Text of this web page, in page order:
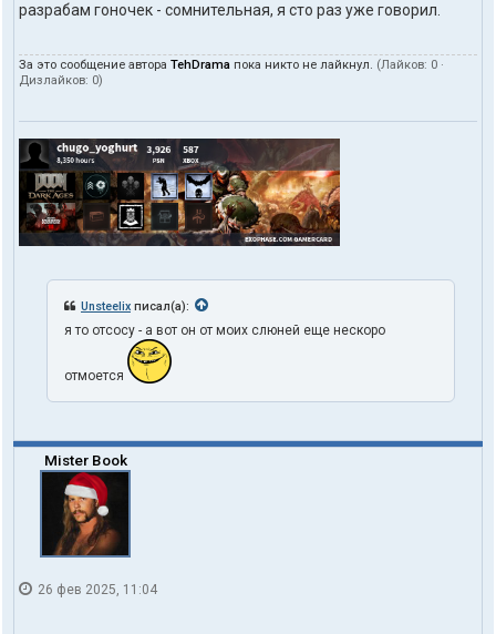
разрабам гоночек - сомнительная, я сто раз уже говорил.
За это сообщение автора TehDrama пока никто не лайкнул. (Лайков: 0 ·
Дизлайков: 0)
Unsteelix писал(а):
я то отсосу - а вот он от моих слюней еще нескоро
отмоется
Mister Book
26 фев 2025, 11:04